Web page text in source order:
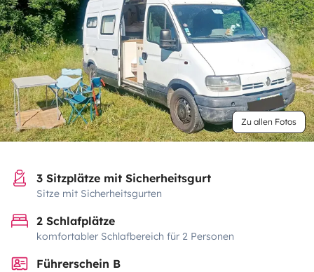
Zu allen Fotos
3 Sitzplätze mit Sicherheitsgurt
Sitze mit Sicherheitsgurten
2 Schlafplätze
komfortabler Schlafbereich für 2 Personen
Führerschein B